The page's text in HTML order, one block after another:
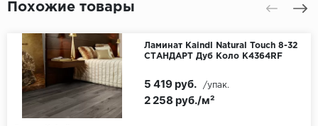
Похожие товары
Ламинат Kaindl Natural Touch 8-32
СТАНДАРТ Дуб Коло К4364RF
2 258 руб./м²
5 419 руб. /упак.